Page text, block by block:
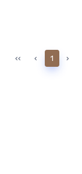
‹‹ ‹ 1 ›